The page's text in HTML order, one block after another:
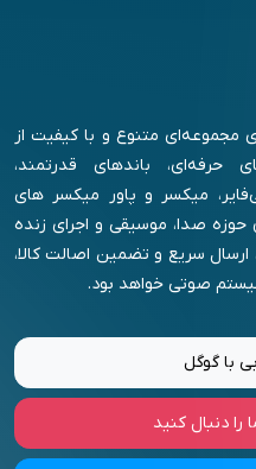
فیش صوتی، کابل‌های حرفه‌ای و
شده و قیمت مناسب تهیه
و خانگی بوده و به شما
سطح عملکرد برسانید.
مجموعه‌ای متنوع و با کیفیت از
حرفه‌ای، باندهای قدرتمند،
میکسر و پاور میکسر های
حوزه صدا، موسیقی و اجرای زنده
سریع و تضمین اصالت کالا،
صوتی خواهد بود.
با گوگل
را دنبال کنید